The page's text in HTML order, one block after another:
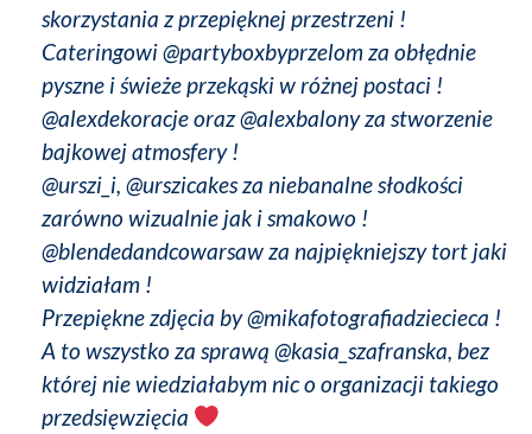
skorzystania z przepięknej przestrzeni !
Cateringowi @partyboxbyprzelom za obłędnie
pyszne i świeże przekąski w różnej postaci !
@alexdekoracje oraz @alexbalony za stworzenie
bajkowej atmosfery !
@urszi_i, @urszicakes za niebanalne słodkości
zarówno wizualnie jak i smakowo !
@blendedandcowarsaw za najpiękniejszy tort jaki
widziałam !
Przepiękne zdjęcia by @mikafotografiadziecieca !
A to wszystko za sprawą @kasia_szafranska, bez
której nie wiedziałabym nic o organizacji takiego
przedsięwzięcia